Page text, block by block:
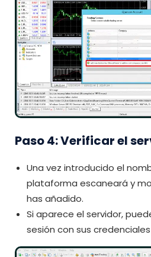
Paso 4: Verificar el
Una vez introducido el
plataforma escaneará y
has añadido.
Si aparece el servidor,
sesión con sus